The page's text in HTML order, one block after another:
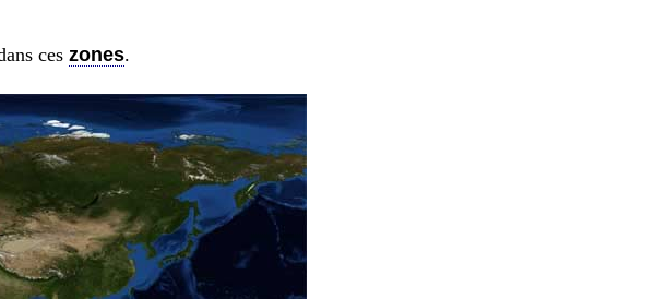
ces zones.